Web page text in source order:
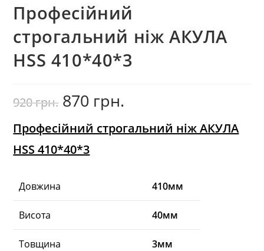
Професійний
строгальний ніж АКУЛА
HSS 410*40*3
920грн. Оригінальна
ціна:
920
870 грн.
Професійний строгальний ніж АКУЛА
HSS 410*40*3
Довжина 410мм
Висота 40мм
Товщина 3мм